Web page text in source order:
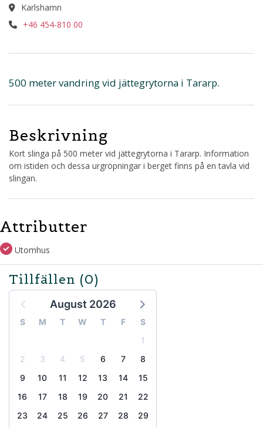
Karlshamn
+46 454-810 00
500 meter vandring vid jättegrytorna i Tararp.
Beskrivning
Kort slinga på 500 meter vid jättegrytorna i Tararp. Information
om istiden och dessa urgröpningar i berget finns på en tavla vid
slingan.
Attributter
Utomhus
Tillfällen (0)
August 2026
S M T W T F
S
1
2
3 4 5 6 7
8
9
10 11 12 13 14
15
16
17 18 19 20 21
22
23
24 25 26 27 28
29